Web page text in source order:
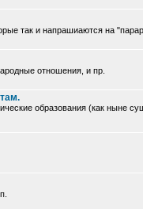
так и напрашиаются на
отношения, и пр.
образования (как ныне